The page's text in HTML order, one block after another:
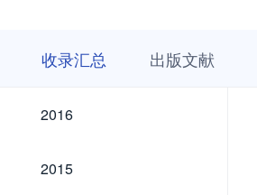
收录汇总 出版文献
2016
2016
2015
2015